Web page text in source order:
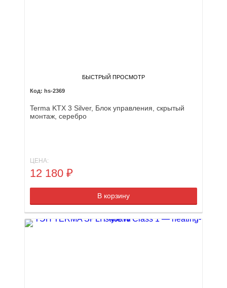
БЫСТРЫЙ ПРОСМОТР
hs-2369
Terma KTX 3 Silver, Блок управления, скрытый
монтаж, серебро
ЦЕНА:
12 180 ₽
В корзину